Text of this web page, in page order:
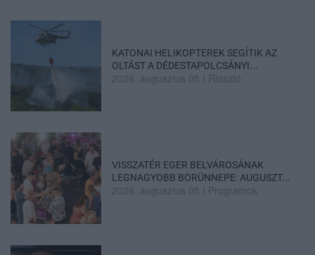
KATONAI HELIKOPTEREK SEGÍTIK AZ
OLTÁST A DÉDESTAPOLCSÁNYI...
2026. augusztus 05 Riasztó
VISSZATÉR EGER BELVÁROSÁNAK
LEGNAGYOBB BORÜNNEPE: AUGUSZT...
2026. augusztus 05 Programok